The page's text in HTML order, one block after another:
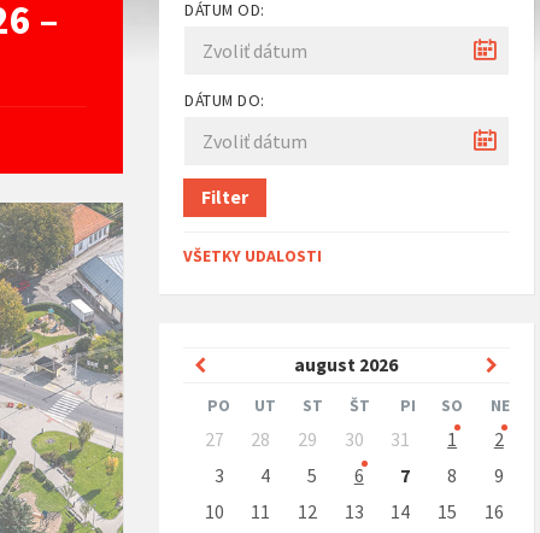
–
DÁTUM OD:
DÁTUM DO:
Filter
VŠETKY UDALOSTI
august 2026
Predchádzajúci
mesiac
PO UT ST ŠT PI SO NE
Preskočit
kalendárne
27 28 29 30 31 1
2
3
4 5 6 7 8
9
10
11 12 13 14 15
16